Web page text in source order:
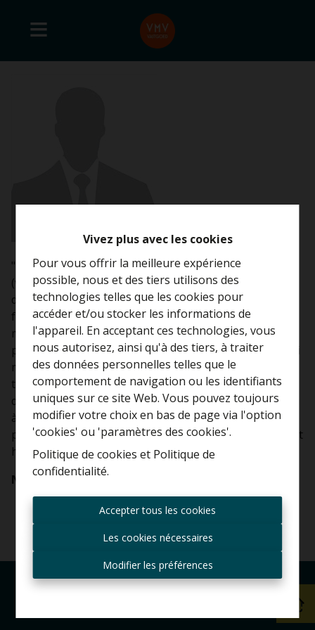
Vivez plus avec les cookies
Pour vous offrir la meilleure expérience
possible, nous et des tiers utilisons des
technologies telles que les cookies pour
accéder et/ou stocker les informations de
l'appareil. En acceptant ces technologies, vous
nous autorisez, ainsi qu'à des tiers, à traiter
des données personnelles telles que le
comportement de navigation ou les identifiants
uniques sur ce site Web. Vous pouvez toujours
modifier votre choix en bas de page via l'option
'cookies' ou 'paramètres des cookies'.
Politique de cookies et Politique de
confidentialité.
Accepter tous les cookies
Les cookies nécessaires
Modifier les préférences
"Pour avoir traité avec vous à plusieurs reprises
(ventes ou locations), pour avoir eu des retours
d'échos super positifs à votre sujet, je le "crie haut et
fort" : vous êtes les meilleurs à tout niveau. Je le savais
mais je reste encore "scotchée" de votre
professionnalisme démontré en 10 jours à peine et qui
me donne entière satisfaction. Vous avez reçu le
trophée de l'agence de l'année 2019 et moi je vous
décerne la palme d'or et de diamant. Encore mille merci
à vous (Olivier Gillart et Pauline). Ne changez pas votre
politique et psychologie de travail qui vous démarquent
hautement de la concurrence."
Nathalie Levis, propriétaire vendeur
Curieux de connaître la
valeur de votre maison ?
Estimation gratuite
Toujours être le premier
informé des nouvelles
offres ?
mail